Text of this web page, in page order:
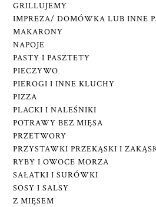
GRILLUJEMY
IMPREZA/ DOMÓWKA LUB INNE
MAKARONY
NAPOJE
PASTY I PASZTETY
PIECZYWO
PIEROGI I INNE KLUCHY
PIZZA
PLACKI I NALEŚNIKI
POTRAWY BEZ MIĘSA
PRZETWORY
PRZYSTAWKI PRZEKĄSKI I
RYBY I OWOCE MORZA
SAŁATKI I SURÓWKI
SOSY I SALSY
Z MIĘSEM